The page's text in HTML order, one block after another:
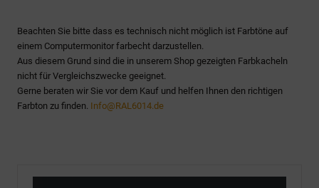
Beachten Sie bitte dass es technisch nicht möglich ist Farbtöne auf
einem Computermonitor farbecht darzustellen.
Aus diesem Grund sind die in unserem Shop gezeigten Farbkacheln
nicht für Vergleichszwecke geeignet.
Gerne beraten wir Sie vor dem Kauf und helfen Ihnen den richtigen
Farbton zu finden. Info@RAL6014.de